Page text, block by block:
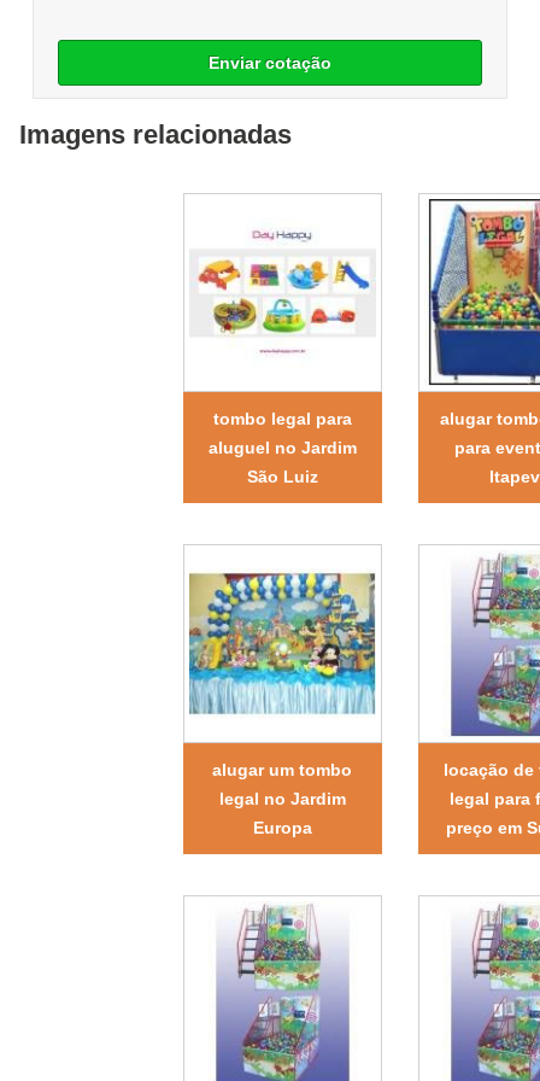
Enviar cotação
Imagens relacionadas
tombo legal para
aluguel no Jardim
São Luiz
alugar
para
alugar um tombo
legal no Jardim
Europa
locação de
legal para
preço em